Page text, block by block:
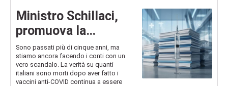
Ministro Schillaci,
promuova la
pubblicazione dei
dati reali sul tasso
di mortalità d...
Sono passati più di cinque anni, ma
stiamo ancora facendo i conti con un
vero scandalo. La verità su quanti
italiani sono morti dopo aver fatto i
vaccini anti-COVID continua a essere